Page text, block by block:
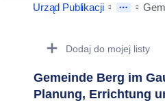
Urząd Publikacji
Procurement
Dodaj do mojej listy
Gemeinde Berg im
Planung, Errichtung